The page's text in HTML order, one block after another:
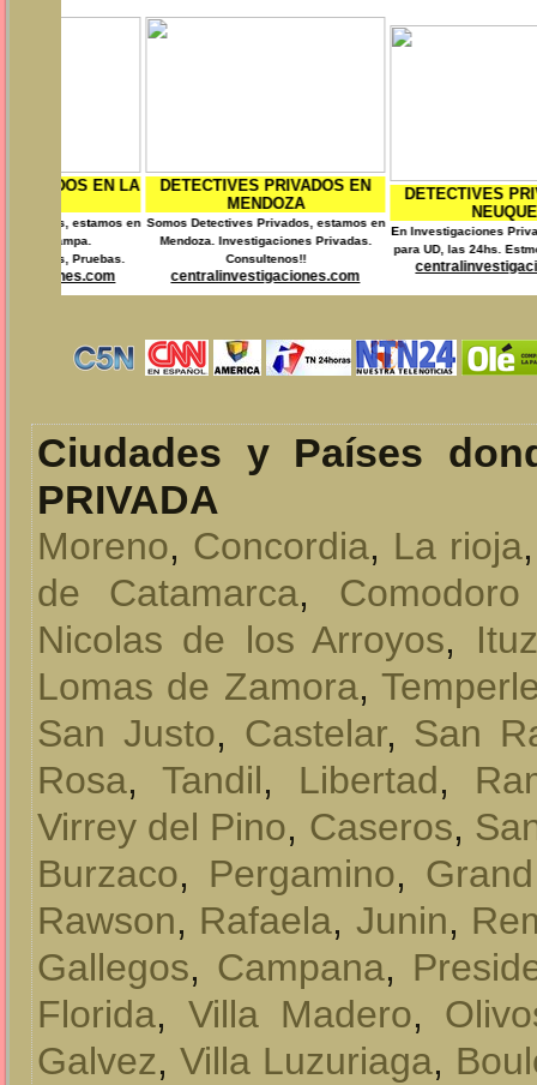
PRIVADOS EN
Privados, estamos en
Privadas.
Consultenos!!
DETECTIVES PRIVADOS EN
NEUQUEN
En Investigaciones Privadas trabajamos
para UD, las 24hs. Estmos en Neuquen.
centralinvestigaciones.com
DETECTIVES
Somos Detectives
Contamos con
Ciudades y Países
PRIVADA
Moreno, Concordia, La rioja
de Catamarca,
Nicolas de los Arroyos,
Lomas de Zamora,
San Justo, Castelar, San
Rosa, Tandil, Libertad,
Virrey del Pino, Caseros,
Burzaco, Pergamino,
Rawson, Rafaela, Junin,
Gallegos, Campana,
Florida, Villa Madero,
Galvez,Villa Luzuriaga,